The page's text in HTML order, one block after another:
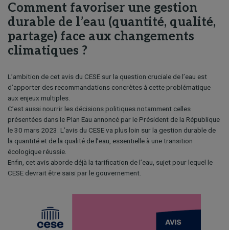
Comment favoriser une gestion
durable de l’eau (quantité, qualité,
partage) face aux changements
climatiques ?
L’ambition de cet avis du CESE sur la question cruciale de l’eau est
d’apporter des recommandations concrètes à cette problématique
aux enjeux multiples.
C’est aussi nourrir les décisions politiques notamment celles
présentées dans le Plan Eau annoncé par le Président de la République
le 30 mars 2023. L’avis du CESE va plus loin sur la gestion durable de
la quantité et de la qualité de l’eau, essentielle à une transition
écologique réussie.
Enfin, cet avis aborde déjà la tarification de l’eau, sujet pour lequel le
CESE devrait être saisi par le gouvernement.